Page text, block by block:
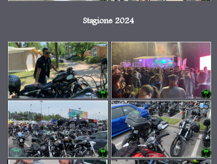
Stagione 2024